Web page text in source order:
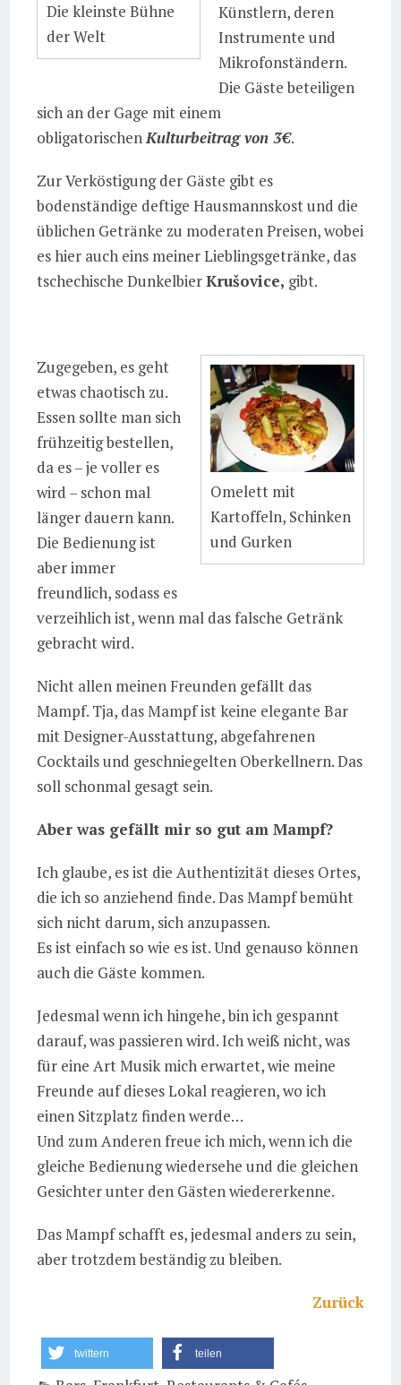
Die kleinste Bühne
der Welt
Künstlern, deren
Instrumente und
Mikrofonständern.
Die Gäste beteiligen
sich an der Gage mit einem
obligatorischenKulturbeitrag von 3€.
Zur Verköstigung der Gäste gibt es
bodenständige deftige Hausmannskost und die
üblichen Getränke zu moderaten Preisen, wobei
es hier auch eins meiner Lieblingsgetränke, das
tschechische DunkelbierKrušovice, gibt.
Omelett mit
Kartoffeln, Schinken
und Gurken
Zugegeben, es geht
etwas chaotisch zu.
Essen sollte man sich
frühzeitig bestellen,
da es – je voller es
wird – schon mal
länger dauern kann.
Die Bedienung ist
aber immer
freundlich, sodass es
verzeihlich ist, wenn mal das falsche Getränk
gebracht wird.
Nicht allen meinen Freunden gefällt das
Mampf. Tja, das Mampf ist keine elegante Bar
mit Designer-Ausstattung, abgefahrenen
Cocktails und geschniegelten Oberkellnern. Das
soll schonmal gesagt sein.
Aber was gefällt mir so gut am Mampf?
Ich glaube, es ist die Authentizität dieses Ortes,
die ich so anziehend finde. Das Mampf bemüht
sich nicht darum, sich anzupassen.
Es ist einfach so wie es ist. Und genauso können
auch die Gäste kommen.
Jedesmal wenn ich hingehe, bin ich gespannt
darauf, was passieren wird. Ich weiß nicht, was
für eine Art Musik mich erwartet, wie meine
Freunde auf dieses Lokal reagieren, wo ich
einen Sitzplatz finden werde…
Und zum Anderen freue ich mich, wenn ich die
gleiche Bedienung wiedersehe und die gleichen
Gesichter unter den Gästen wiedererkenne.
Das Mampf schafft es, jedesmal anders zu sein,
aber trotzdem beständig zu bleiben.
Zurück
twittern teilen